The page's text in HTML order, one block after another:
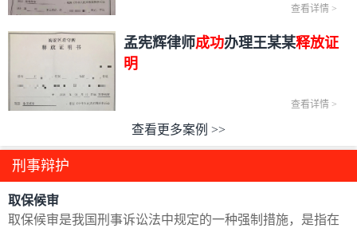
查看详情 >
孟宪辉律师成功办理王某某释放证
明
查看详情 >
查看更多案例 >>
刑事辩护
取保候审
取保候审是我国刑事诉讼法中规定的一种强制措施，是指在